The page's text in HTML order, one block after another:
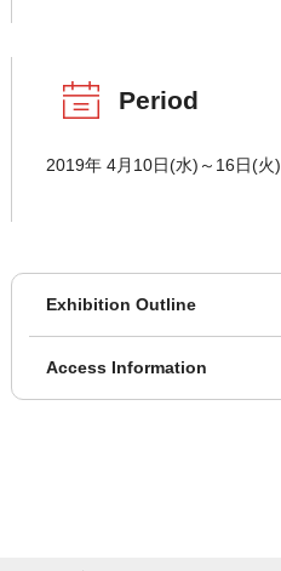
Period
2019年 4月10日(水)～16日(火)
Exhibition Outline
Access Information